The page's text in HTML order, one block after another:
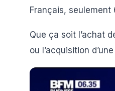
Français, seulement
Que ça soit l’achat
ou l’acquisition